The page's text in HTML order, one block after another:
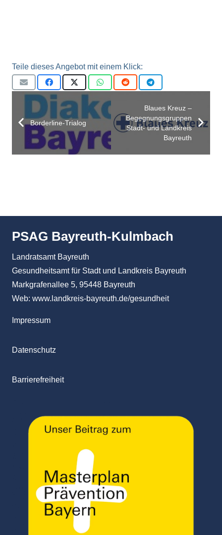
Teile dieses Angebot mit einem Klick:
Borderline-Trialog
Blaues Kreuz –
Begegnungsgruppen
Stadt- und Landkreis
Bayreuth
PSAG Bayreuth-Kulmbach
Landratsamt Bayreuth
Gesundheitsamt für Stadt und Landkreis Bayreuth
Markgrafenallee 5, 95448 Bayreuth
Web: www.landkreis-bayreuth.de/gesundheit
Impressum
Datenschutz
Barrierefreiheit